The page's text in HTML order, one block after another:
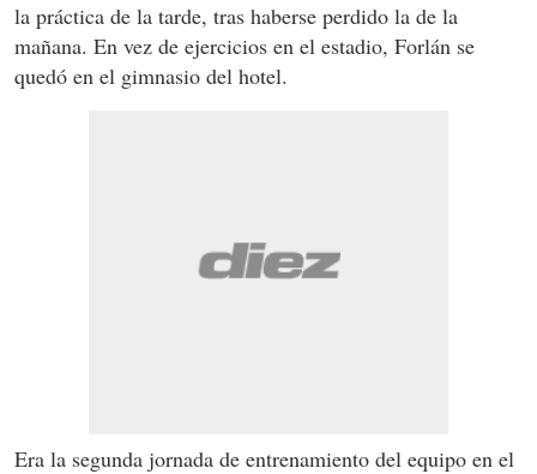
la práctica de la tarde, tras haberse perdido la de la
mañana. En vez de ejercicios en el estadio, Forlán se
quedó en el gimnasio del hotel.
Era la segunda jornada de entrenamiento del equipo en el